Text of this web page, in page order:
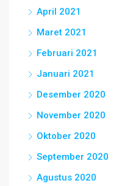
April 2021
Maret 2021
Februari 2021
Januari 2021
Desember 2020
November 2020
Oktober 2020
September 2020
Agustus 2020